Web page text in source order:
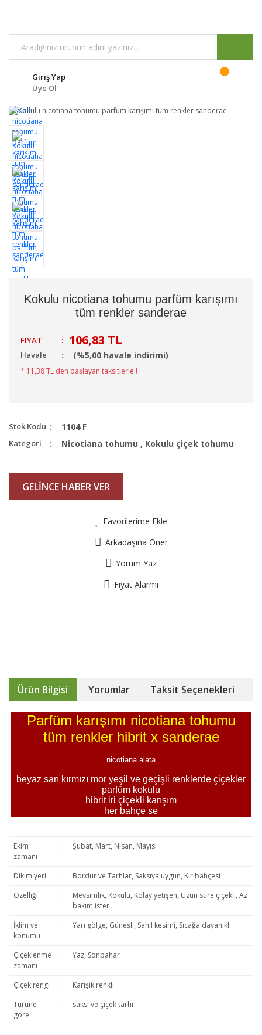
Giriş Yap
Üye Ol
Kokulu nicotiana tohumu parfüm karışımı
tüm renkler sanderae
FIYAT : 106,83 TL
Havale (%5,00 havale indirimi)
* 11,38 TL den başlayan taksitlerle!!
Stok Kodu 1104 F
Kategori Nicotiana tohumu , Kokulu çiçek tohumu
GELİNCE HABER VER
Favorilerime Ekle
Arkadaşına Öner
Yorum Yaz
Fiyat Alarmı
Ürün Bilgisi Yorumlar Taksit Seçenekleri
Parfüm karışımı nicotiana tohumu
tüm renkler hibrit x sanderae
nicotiana alata
beyaz sarı kırmızı mor yeşil ve geçişli renklerde çiçekler
parfüm kokulu
hibrit iri çiçekli karışım
her bahçe se
Ekim
zamanı
: Şubat, Mart, Nisan, Mayıs
Dikim yeri :
Bordür ve Tarhlar, Saksıya uygun, Kır bahçesi
Özelliği
:
Mevsimlik, Kokulu, Kolay yetişen, Uzun süre çiçekli, Az
bakım ister
İklim ve
konumu
: Yarı gölge, Güneşli, Sahil kesimi, Sıcağa dayanıklı
Çiçeklenme
zamanı
: Yaz, Sonbahar
Çiçek rengi :
Karışık renkli
Türüne
göre
: saksı ve çiçek tarhı